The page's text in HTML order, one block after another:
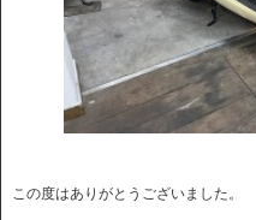
この度はありがとうございました。